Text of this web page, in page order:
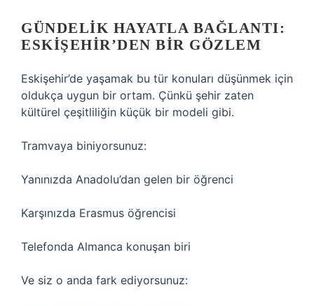
GÜNDELIK HAYATLA BAĞLANTI:
ESKIŞEHIR’DEN BIR GÖZLEM
Eskişehir’de yaşamak bu tür konuları düşünmek için
oldukça uygun bir ortam. Çünkü şehir zaten
kültürel çeşitliliğin küçük bir modeli gibi.
Tramvaya biniyorsunuz:
Yanınızda Anadolu’dan gelen bir öğrenci
Karşınızda Erasmus öğrencisi
Telefonda Almanca konuşan biri
Ve siz o anda fark ediyorsunuz: